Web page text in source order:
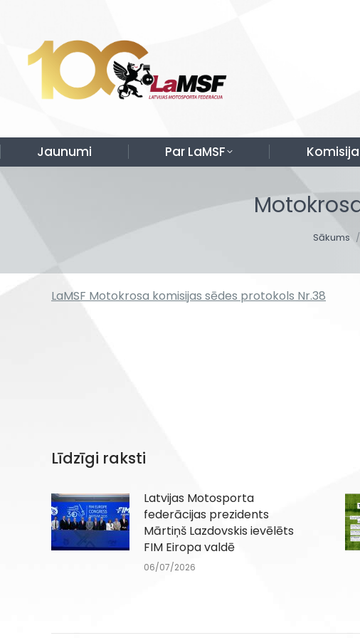
Jaunumi Par LaMSF
Sākums
LaMSF Motokrosa komisijas sēdes protokols Nr.38
Līdzīgi raksti
Latvijas Motosporta
federācijas prezidents
Mārtiņš Lazdovskis ievēlēts
FIM Eiropa valdē
06/07/2026